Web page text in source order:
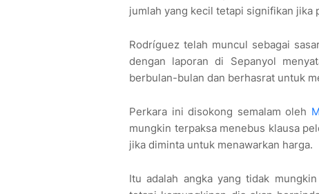
jumlah yang kecil tetapi signifikan jika
Rodríguez telah muncul sebagai
dengan laporan di Sepanyol
berbulan-bulan dan berhasrat untuk
Perkara ini disokong semalam oleh
mungkin terpaksa menebus klausa
jika diminta untuk menawarkan harga.
Itu adalah angka yang tidak